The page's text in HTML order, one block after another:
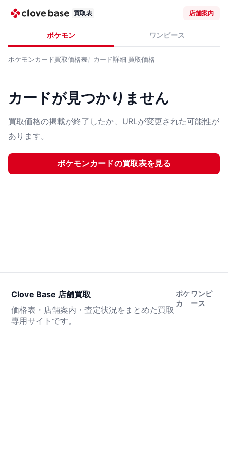
買取表 店舗案内
ポケモン ワンピース
ポケモンカード買取価格表 カード詳細 買取価格
カードが見つかりません
買取価格の掲載が終了したか、URLが変更された可能性が
あります。
ポケモンカードの買取表を見る
Clove Base 店舗買取
価格表・店舗案内・査定状況をまとめた買取
専用サイトです。
ポケ
カ
ワンピ
ース